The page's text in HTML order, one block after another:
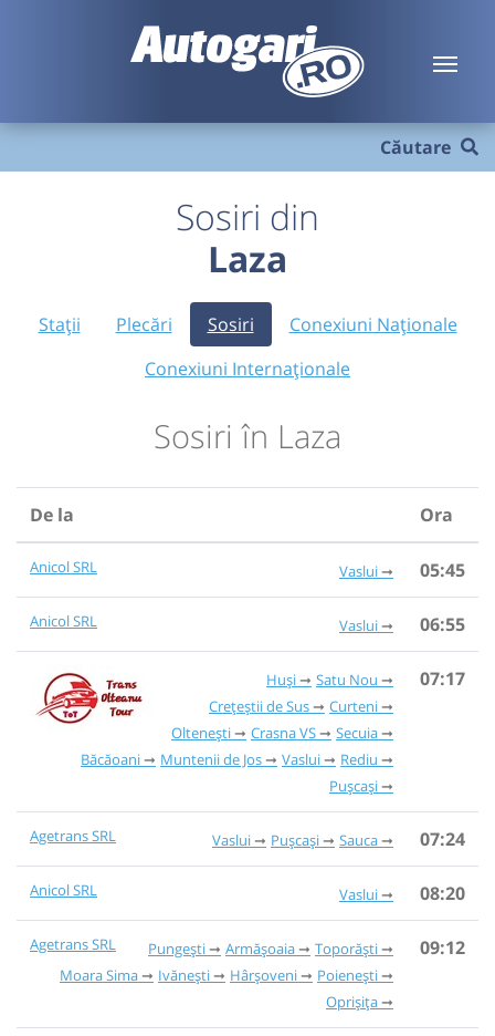
Căutare
Sosiri din
Laza
Stații Plecări Sosiri
Conexiuni Naționale
Conexiuni Internaționale
Sosiri în Laza
De la Ora
Anicol SRL Vaslui 05:45
Anicol SRL Vaslui 06:55
Huși
Satu Nou
Crețeștii de Sus
Curteni
Oltenești
Crasna VS
Secuia
Băcăoani
Muntenii de Jos Vaslui
Rediu
Pușcași
07:17
Agetrans SRL Vaslui Pușcași Sauca 07:24
Anicol SRL Vaslui 08:20
Agetrans SRL Pungești Armășoaia
Toporăști
Moara Sima
Ivănești Hârșoveni
Poienești
Oprișița
09:12